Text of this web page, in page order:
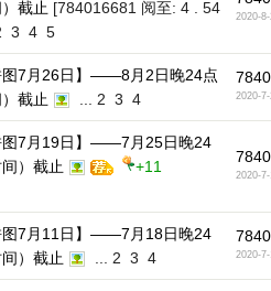
）截止 [784016681 阅至: 4 . 54
3 4 5
2020-8-
图7月26日】——8月2日晚24点
）截止
2 3 4 2020-
图7月19日】——7月25日晚24
）截止
+11
2020-
图7月11日】——7月18日晚24
）截止
2 3 4 2020-7-